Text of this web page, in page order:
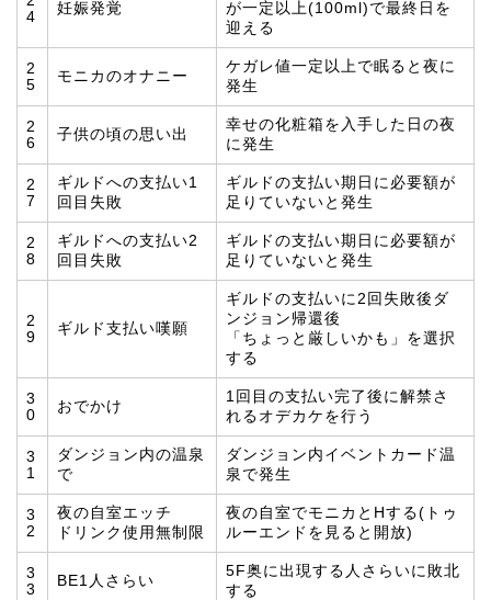
4
妊娠発覚
が一定以上(100ml)で最終日を
迎える
2
5
モニカのオナニー
ケガレ値一定以上で眠ると夜に
発生
2
6
子供の頃の思い出
幸せの化粧箱を入手した日の夜
に発生
2
7
ギルドへの支払い1
回目失敗
ギルドの支払い期日に必要額が
足りていないと発生
2
8
ギルドへの支払い2
回目失敗
ギルドの支払い期日に必要額が
足りていないと発生
2
9
ギルド支払い嘆願
ギルドの支払いに2回失敗後ダ
ンジョン帰還後
「ちょっと厳しいかも」を選択
する
3
0
おでかけ
1回目の支払い完了後に解禁さ
れるオデカケを行う
3
1
ダンジョン内の温泉
で
ダンジョン内イベントカード温
泉で発生
3
2
夜の自室エッチ
ドリンク使用無制限
夜の自室でモニカとHする(トゥ
ルーエンドを見ると開放)
3
3
BE1人さらい
5F奥に出現する人さらいに敗北
する